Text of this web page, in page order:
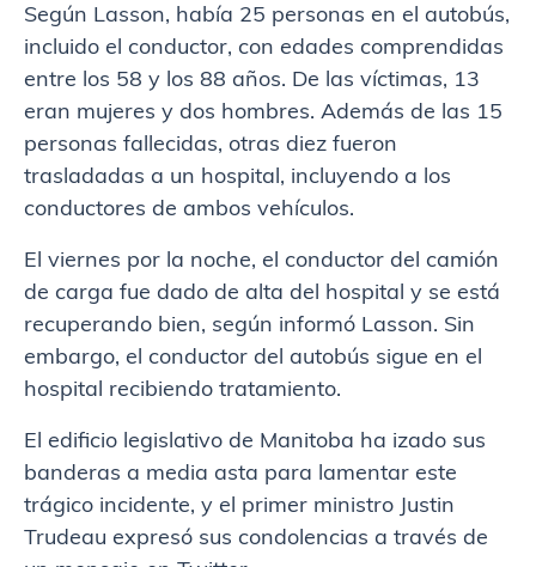
Según Lasson, había 25 personas en el autobús,
incluido el conductor, con edades comprendidas
entre los 58 y los 88 años. De las víctimas, 13
eran mujeres y dos hombres. Además de las 15
personas fallecidas, otras diez fueron
trasladadas a un hospital, incluyendo a los
conductores de ambos vehículos.
El viernes por la noche, el conductor del camión
de carga fue dado de alta del hospital y se está
recuperando bien, según informó Lasson. Sin
embargo, el conductor del autobús sigue en el
hospital recibiendo tratamiento.
El edificio legislativo de Manitoba ha izado sus
banderas a media asta para lamentar este
trágico incidente, y el primer ministro Justin
Trudeau expresó sus condolencias a través de